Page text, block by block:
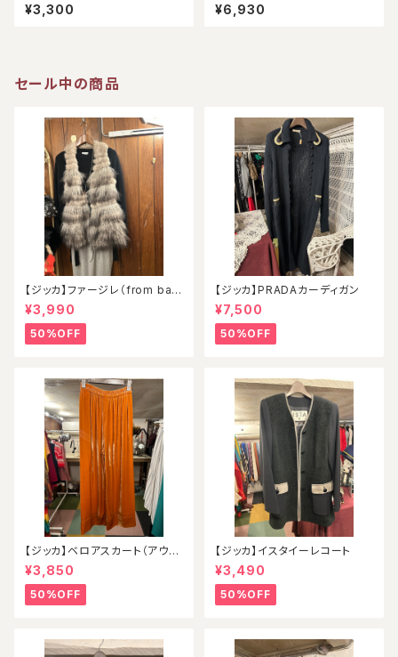
スリーブ（アウトレット）
¥3,300 ク）
¥6,930
セール中の商品
【ジッカ】ファージレ（from ball
oon）
¥3,990
50%OFF
【ジッカ】PRADAカーディガン
¥7,500
50%OFF
【ジッカ】ベロアスカート（アウト
レット）
¥3,850
50%OFF
【ジッカ】イスタイーレコート
¥3,490
50%OFF